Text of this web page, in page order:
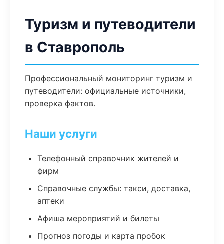
Туризм и путеводители
в Ставрополь
Профессиональный мониторинг туризм и
путеводители: официальные источники,
проверка фактов.
Наши услуги
Телефонный справочник жителей и
фирм
Справочные службы: такси, доставка,
аптеки
Афиша мероприятий и билеты
Прогноз погоды и карта пробок